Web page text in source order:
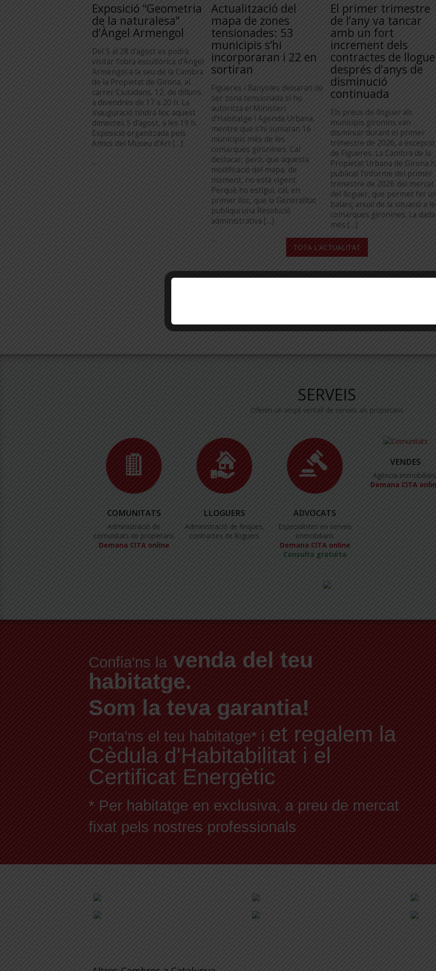
Exposició “Geometria
de la naturalesa”
d’Àngel Armengol
Del 5 al 28 d’agost es podrà
visitar l’obra escultòrica d’Àngel
Armengol a la seu de la Cambra
de la Propietat de Girona, al
carrer Ciutadans, 12, de dilluns
a divendres de 17 a 20 h. La
inauguració tindrà lloc aquest
dimecres 5 d’agost, a les 19 h.
Exposició organitzada pels
Amics del Museu d’Art […]
...
Actualització del
mapa de zones
tensionades: 53
municipis s’hi
incorporaran i 22 en
sortiran
Figueres i Banyoles deixaran de
ser zona tensionada si ho
autoritza el Ministeri
d’Habitatge i Agenda Urbana,
mentre que s’hi sumaran 16
municipis més de les
comarques gironines. Cal
destacar, però, que aquesta
modificació del mapa, de
moment, no està vigent.
Perquè ho estigui, cal, en
primer lloc, que la Generalitat
publiqui una Resolució
administrativa […]
...
El primer trimestre
de l’any va tancar
amb un fort
increment dels
contractes de
després d’anys de
disminució
continuada
Els preus de lloguer als
municipis gironins van
disminuir durant el primer
trimestre de 2026, a excepció
de Figueres. La Cambra de la
Propietat Urbana de Girona
publicat l’informe del primer
trimestre de 2026 del mercat
del lloguer, que permet fer
balanç anual de la situació a
comarques gironines. La dada
més […]
...
TOTA L'ACTUALITAT
SERVEIS
Oferim un ampli ventall de serveis als propietaris
COMUNITATS
Administració de
comunitats de propietaris
Demana CITA online
LLOGUERS
Administració de finques,
contractes de lloguers
ADVOCATS
Especialistes en serveis
immobiliaris
Demana CITA online
Consulta gratuïta
VENDES
Agència
Demana CITA
Confia'ns la venda del teu
habitatge.
Som la teva garantia!
Porta'ns el teu habitatge* i et regalem la
Cèdula d'Habitabilitat i el
Certificat Energètic
* Per habitatge en exclusiva, a preu de mercat
fixat pels nostres professionals